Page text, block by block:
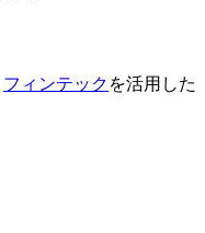
フィンテック を活用した